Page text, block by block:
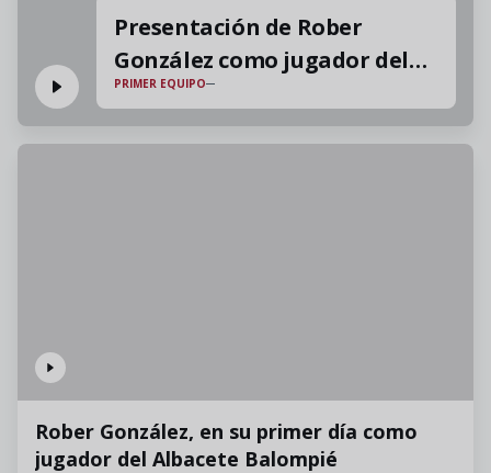
Presentación de Rober
González como jugador del
Albacete Balompié
PRIMER EQUIPO
Rober González, en su primer día como
jugador del Albacete Balompié